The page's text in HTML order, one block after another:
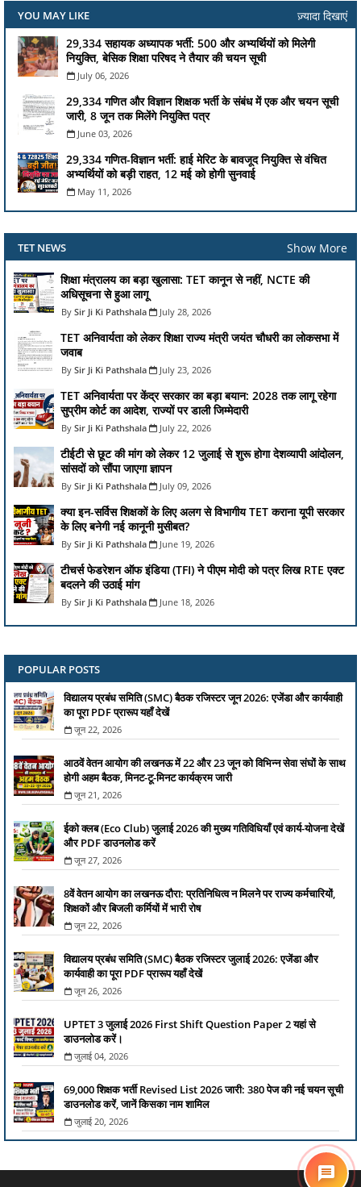
YOU MAY LIKE
ज़्यादा दिखाएं
29,334 सहायक अध्यापक भर्ती: 500 और अभ्यर्थियों को मिलेगी
नियुक्ति, बेसिक शिक्षा परिषद ने तैयार की चयन सूची
July 06, 2026
29,334 गणित और विज्ञान शिक्षक भर्ती के संबंध में एक और चयन सूची
जारी, 8 जून तक मिलेंगे नियुक्ति पत्र
June 03, 2026
29,334 गणित-विज्ञान भर्ती: हाई मेरिट के बावजूद नियुक्ति से वंचित
अभ्यर्थियों को बड़ी राहत, 12 मई को होगी सुनवाई
May 11, 2026
TET NEWS Show More
शिक्षा मंत्रालय का बड़ा खुलासा: TET कानून से नहीं, NCTE की
अधिसूचना से हुआ लागू
Sir Ji Ki Pathshala July 28, 2026
TET अनिवार्यता को लेकर शिक्षा राज्य मंत्री जयंत चौधरी का लोकसभा में
जवाब
Sir Ji Ki Pathshala July 23, 2026
TET अनिवार्यता पर केंद्र सरकार का बड़ा बयान: 2028 तक लागू रहेगा
सुप्रीम कोर्ट का आदेश, राज्यों पर डाली जिम्मेदारी
Sir Ji Ki Pathshala July 22, 2026
टीईटी से छूट की मांग को लेकर 12 जुलाई से शुरू होगा देशव्यापी आंदोलन,
सांसदों को सौंपा जाएगा ज्ञापन
Sir Ji Ki Pathshala July 09, 2026
क्या इन-सर्विस शिक्षकों के लिए अलग से विभागीय TET कराना यूपी सरकार
के लिए बनेगी नई कानूनी मुसीबत?
Sir Ji Ki Pathshala June 19, 2026
टीचर्स फेडरेशन ऑफ इंडिया (TFI) ने पीएम मोदी को पत्र लिख RTE एक्ट
बदलने की उठाई मांग
Sir Ji Ki Pathshala June 18, 2026
POPULAR POSTS
विद्यालय प्रबंध समिति (SMC) बैठक रजिस्टर जून 2026: एजेंडा और कार्यवाही
का पूरा PDF प्रारूप यहाँ देखें
जून 22, 2026
आठवें वेतन आयोग की लखनऊ में 22 और 23 जून को विभिन्न सेवा संघों के साथ
होगी अहम बैठक, मिनट-टू-मिनट कार्यक्रम जारी
जून 21, 2026
ईको क्लब (Eco Club) जुलाई 2026 की मुख्य गतिविधियाँ एवं कार्य-योजना देखें
और PDF डाउनलोड करें
जून 27, 2026
8वें वेतन आयोग का लखनऊ दौरा: प्रतिनिधित्व न मिलने पर राज्य कर्मचारियों,
शिक्षकों और बिजली कर्मियों में भारी रोष
जून 22, 2026
विद्यालय प्रबंध समिति (SMC) बैठक रजिस्टर जुलाई 2026: एजेंडा और
कार्यवाही का पूरा PDF प्रारूप यहाँ देखें
जून 26, 2026
UPTET 3 जुलाई 2026 First Shift Question Paper 2 यहां से
डाउनलोड करें।
जुलाई 04, 2026
69,000 शिक्षक भर्ती Revised List 2026 जारी: 380 पेज की नई चयन सूची
डाउनलोड करें, जानें किसका नाम शामिल
जुलाई 20, 2026